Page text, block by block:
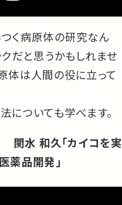
く病原体の研究なん
だと思うかもしれませ
体は人間の役に立って
についても学べます。
関水 和久「カイコを実
薬品開発」